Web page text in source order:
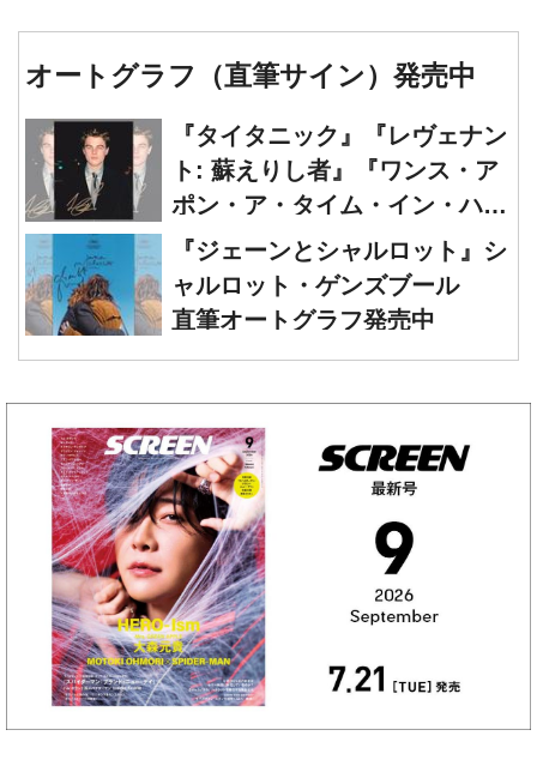
オートグラフ（直筆サイン）発売中
『タイタニック』『レヴェナン
ト: 蘇えりし者』『ワンス・ア
ポン・ア・タイム・イン・ハリ
ウッド』レオナルド・ディカプ
リオ 直筆オートグラフ発売中
『ジェーンとシャルロット』シ
ャルロット・ゲンズブール
直筆オートグラフ発売中